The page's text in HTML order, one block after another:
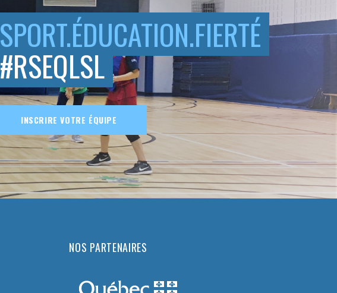
SPORT.ÉDUCATION.FIERTÉ
#RSEQLSL
INSCRIRE VOTRE ÉQUIPE
NOS PARTENAIRES